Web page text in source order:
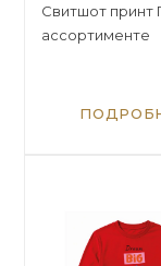
Свитшот принт
ассортименте